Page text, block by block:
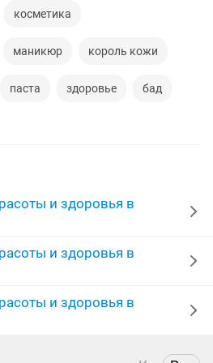
косметика
маникюр король кожи
паста здоровье бад
капсулы похудения
и здоровья в
и здоровья в
и здоровья в